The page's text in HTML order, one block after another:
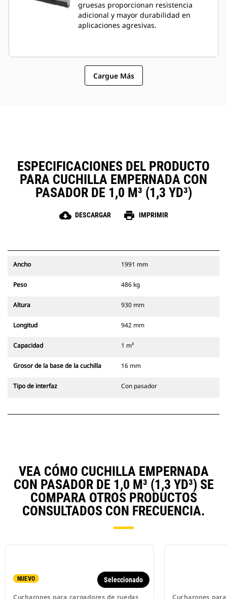
gruesas proporcionan resistencia
adicional y mayor durabilidad en
aplicaciones agresivas.
Cargue Más
ESPECIFICACIONES DEL PRODUCTO
PARA CUCHILLA EMPERNADA CON
PASADOR DE 1,0 M³ (1,3 YD³)
cloud_download DESCARGAR print IMPRIMIR
Ancho 1991 mm
Peso 486 kg
Altura 930 mm
Longitud 942 mm
Capacidad 1 m³
Grosor de la base de la cuchilla 16 mm
Tipo de interfaz Con pasador
VEA CÓMO CUCHILLA EMPERNADA
CON PASADOR DE 1,0 M³ (1,3 YD³) SE
COMPARA OTROS PRODUCTOS
CONSULTADOS CON FRECUENCIA.
NUEVO Seleccionado